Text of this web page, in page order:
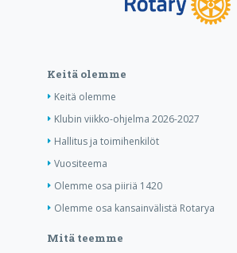
Keitä olemme
Keitä olemme
Klubin viikko-ohjelma 2026-2027
Hallitus ja toimihenkilöt
Vuositeema
Olemme osa piiriä 1420
Olemme osa kansainvälistä Rotarya
Mitä teemme